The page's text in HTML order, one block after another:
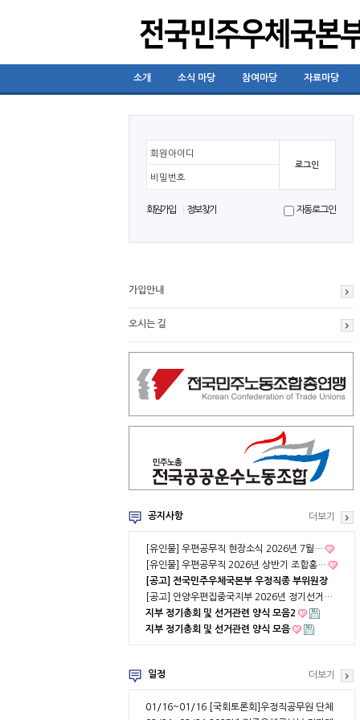
소개 소식 마당 참여마당 자료마당
회원아이디
비밀번호
회원가입 정보찾기 자동로그인
가입안내
오시는 길
공지사항
[유인물] 우편공무직 현장소식 2026년 7월…
[유인물] 우편공무직 2026년 상반기 조합홍…
[공고] 전국민주우체국본부 우정직종 부위원장
…[공고] 안양우편집중국지부 2026년 정기선거…
지부 정기총회 및 선거관련 양식 모음2
지부 정기총회 및 선거관련 양식 모음
더보기
일정
01/16~01/16[국회토론회]우정직공무원 단체
더보기